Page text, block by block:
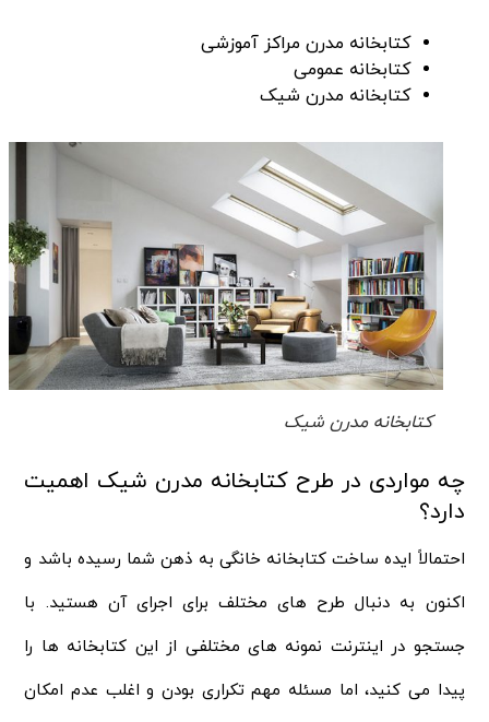
کتابخانه مدرن مراکز آموزشی
کتابخانه عمومی
کتابخانه مدرن شیک
کتابخانه مدرن شیک
چه مواردی در طرح کتابخانه مدرن شیک اهمیت
دارد؟
احتمالاً ایده ساخت کتابخانه خانگی به ذهن شما رسیده باشد و
اکنون به دنبال طرح های مختلف برای اجرای آن هستید. با
جستجو در اینترنت نمونه های مختلفی از این کتابخانه ها را
پیدا می کنید، اما مسئله مهم تکراری بودن و اغلب عدم امکان